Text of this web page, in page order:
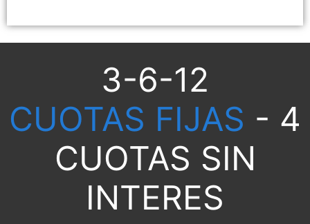
3-6-12
CUOTAS FIJAS - 4
CUOTAS SIN
INTERES